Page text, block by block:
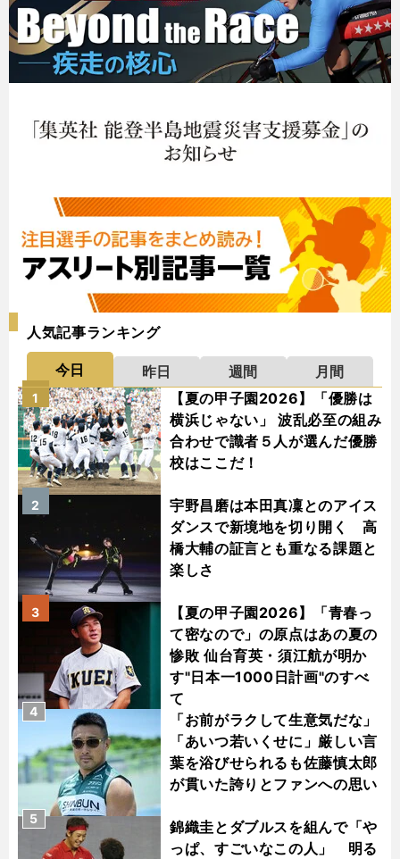
人気記事ランキング
今日 昨日 週間
月間
【夏の甲子園2026】「優勝は
横浜じゃない」 波乱必至の組み
合わせで識者５人が選んだ優勝
校はここだ！
1
宇野昌磨は本田真凜とのアイス
ダンスで新境地を切り開く 高
橋大輔の証言とも重なる課題と
楽しさ
2
【夏の甲子園2026】「青春っ
て密なので」の原点はあの夏の
惨敗 仙台育英・須江航が明か
す"日本一1000日計画"のすべ
て
3
「お前がラクして生意気だな」
「あいつ若いくせに」厳しい言
葉を浴びせられるも佐藤慎太郎
が貫いた誇りとファンへの思い
4
錦織圭とダブルスを組んで「や
っぱ、すごいなこの人」 明る
5